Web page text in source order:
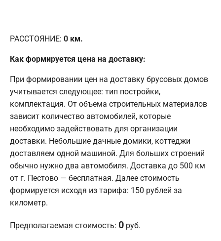
РАССТОЯНИЕ: 0 км.
Как формируется цена на доставку:
При формировании цен на доставку брусовых домов
учитывается следующее: тип постройки,
комплектация. От объема строительных материалов
зависит количество автомобилей, которые
необходимо задействовать для организации
доставки. Небольшие дачные домики, коттеджи
доставляем одной машиной. Для больших строений
обычно нужно два автомобиля. Доставка до 500 км
от г. Пестово — бесплатная. Далее стоимость
формируется исходя из тарифа: 150 рублей за
километр.
Предполагаемая стоимость: 0 руб.